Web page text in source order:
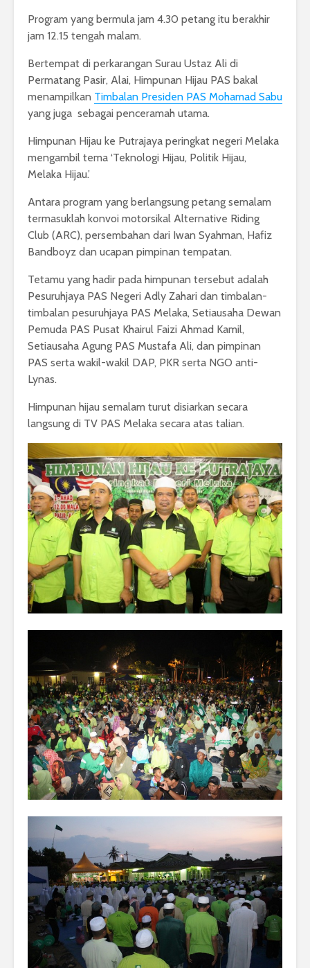
Program yang bermula jam 4.30 petang itu berakhir
jam 12.15 tengah malam.
Bertempat di perkarangan Surau Ustaz Ali di
Permatang Pasir, Alai, Himpunan Hijau PAS bakal
menampilkan Timbalan Presiden PAS Mohamad Sabu
yang juga sebagai penceramah utama.
Himpunan Hijau ke Putrajaya peringkat negeri Melaka
mengambil tema ‘Teknologi Hijau, Politik Hijau,
Melaka Hijau.’
Antara program yang berlangsung petang semalam
termasuklah konvoi motorsikal Alternative Riding
Club (ARC), persembahan dari Iwan Syahman, Hafiz
Bandboyz dan ucapan pimpinan tempatan.
Tetamu yang hadir pada himpunan tersebut adalah
Pesuruhjaya PAS Negeri Adly Zahari dan timbalan-
timbalan pesuruhjaya PAS Melaka, Setiausaha Dewan
Pemuda PAS Pusat Khairul Faizi Ahmad Kamil,
Setiausaha Agung PAS Mustafa Ali, dan pimpinan
PAS serta wakil-wakil DAP, PKR serta NGO anti-
Lynas.
Himpunan hijau semalam turut disiarkan secara
langsung di TV PAS Melaka secara atas talian.